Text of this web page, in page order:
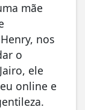
mãe
nos
o
ele
online e